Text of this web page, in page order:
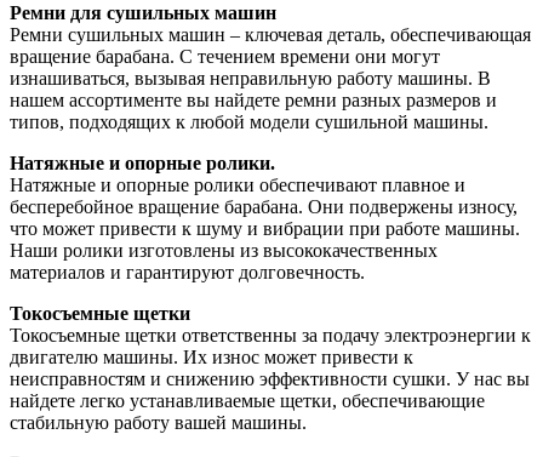
Ремни для сушильных машин
Ремни сушильных машин – ключевая деталь, обеспечивающая
вращение барабана. С течением времени они могут
изнашиваться, вызывая неправильную работу машины. В
нашем ассортименте вы найдете ремни разных размеров и
типов, подходящих к любой модели сушильной машины.
Натяжные и опорные ролики.
Натяжные и опорные ролики обеспечивают плавное и
бесперебойное вращение барабана. Они подвержены износу,
что может привести к шуму и вибрации при работе машины.
Наши ролики изготовлены из высококачественных
материалов и гарантируют долговечность.
Токосъемные щетки
Токосъемные щетки ответственны за подачу электроэнергии к
двигателю машины. Их износ может привести к
неисправностям и снижению эффективности сушки. У нас вы
найдете легко устанавливаемые щетки, обеспечивающие
стабильную работу вашей машины.